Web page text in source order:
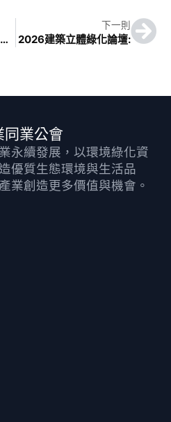
台灣省園藝技師公會2026上半年線上課程
下一則
2026建築立體綠化論壇:
同業公會
永續發展，以環境綠化資
優質生態環境與生活品
業創造更多價值與機會。